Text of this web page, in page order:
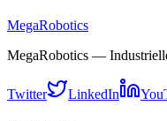
MegaRobotics
MegaRobotics —
Twitter LinkedIn